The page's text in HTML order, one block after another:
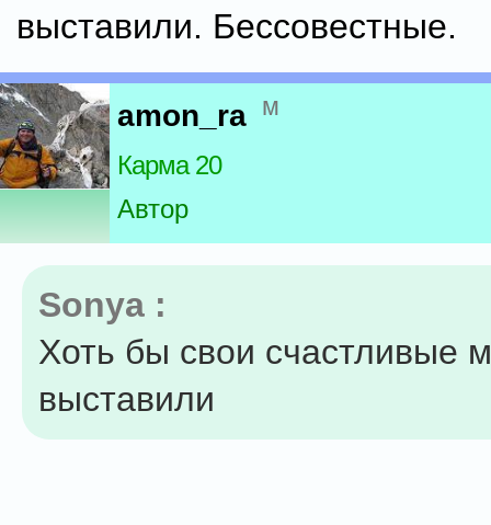
выставили. Бессовестные.
amon_ra м
Карма 20
Автор
Sonya :
Хоть бы свои счастливые
выставили